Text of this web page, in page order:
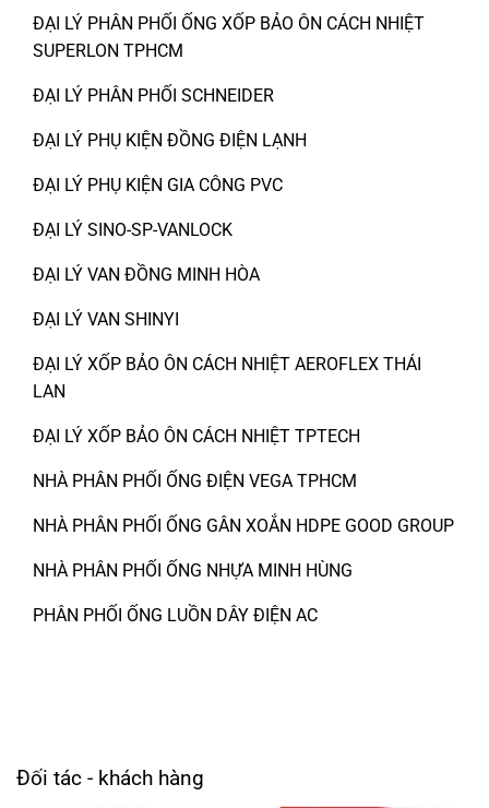
ĐẠI LÝ PHÂN PHỐI ỐNG XỐP BẢO ÔN CÁCH NHIỆT
SUPERLON TPHCM
ĐẠI LÝ PHÂN PHỐI SCHNEIDER
ĐẠI LÝ PHỤ KIỆN ĐỒNG ĐIỆN LẠNH
ĐẠI LÝ PHỤ KIỆN GIA CÔNG PVC
ĐẠI LÝ SINO-SP-VANLOCK
ĐẠI LÝ VAN ĐỒNG MINH HÒA
ĐẠI LÝ VAN SHINYI
ĐẠI LÝ XỐP BẢO ÔN CÁCH NHIỆT AEROFLEX THÁI
LAN
ĐẠI LÝ XỐP BẢO ÔN CÁCH NHIỆT TPTECH
NHÀ PHÂN PHỐI ỐNG ĐIỆN VEGA TPHCM
NHÀ PHÂN PHỐI ỐNG GÂN XOẮN HDPE GOOD GROUP
NHÀ PHÂN PHỐI ỐNG NHỰA MINH HÙNG
PHÂN PHỐI ỐNG LUỒN DÂY ĐIỆN AC
Đối tác - khách hàng